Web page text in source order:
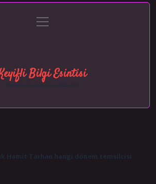
Gizlilik Politikası
menüyü
aç
Bilgi Esintisi
Hayatına neşe katan kısa hikayeler!
Hamit Tarhan hangi dönem temsilcisi